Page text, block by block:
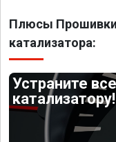
Плюсы Прошивки
катализатора:
Устраните
катализатору!